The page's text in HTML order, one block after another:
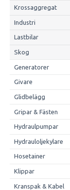
Krossaggregat
Industri
Lastbilar
Skog
Generatorer
Givare
Glidbelägg
Gripar & Fästen
Hydraulpumpar
Hydrauloljekylare
Hosetainer
Klippar
Kranspak & Kabel